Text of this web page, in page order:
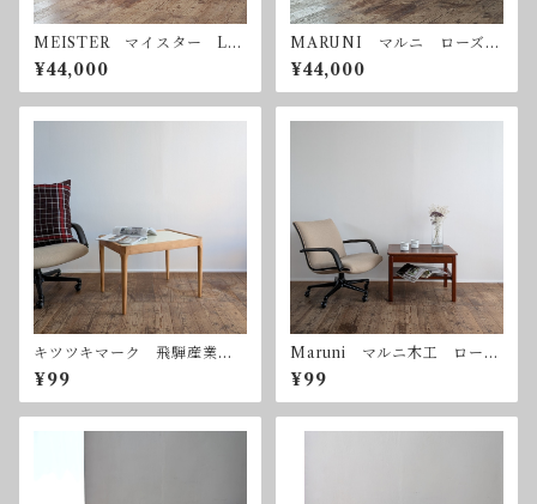
MEISTER マイスター Luf
t Table ルフトテーブル ロ
ーズウッド コーヒーテーブ
ル
¥44,000
MARUNI マルニ ローズウ
ッド コーヒーテーブル サ
イドテーブル ヴィンテージ
¥44,000
キツツキマーク 飛騨産業
コーヒーテーブル サイドテ
ーブル ヴィンテージ
¥99
Maruni マルニ木工 ローズ
ウッド コーヒーテーブル
サイドテーブル ヴィンテー
ジ
¥99